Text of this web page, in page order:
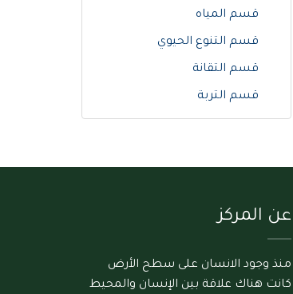
قسم المياه
قسم التنوع الحيوي
قسم التقانة
قسم التربة
عن المركز
منذ وجود الانسان على سطح الأرض
كانت هناك علاقة بين الإنسان والمحيط